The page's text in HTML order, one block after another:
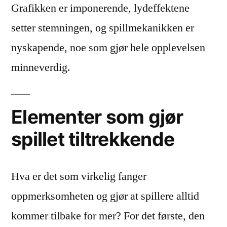
Grafikken er imponerende, lydeffektene
setter stemningen, og spillmekanikken er
nyskapende, noe som gjør hele opplevelsen
minneverdig.
Elementer som gjør
spillet tiltrekkende
Hva er det som virkelig fanger
oppmerksomheten og gjør at spillere alltid
kommer tilbake for mer? For det første, den